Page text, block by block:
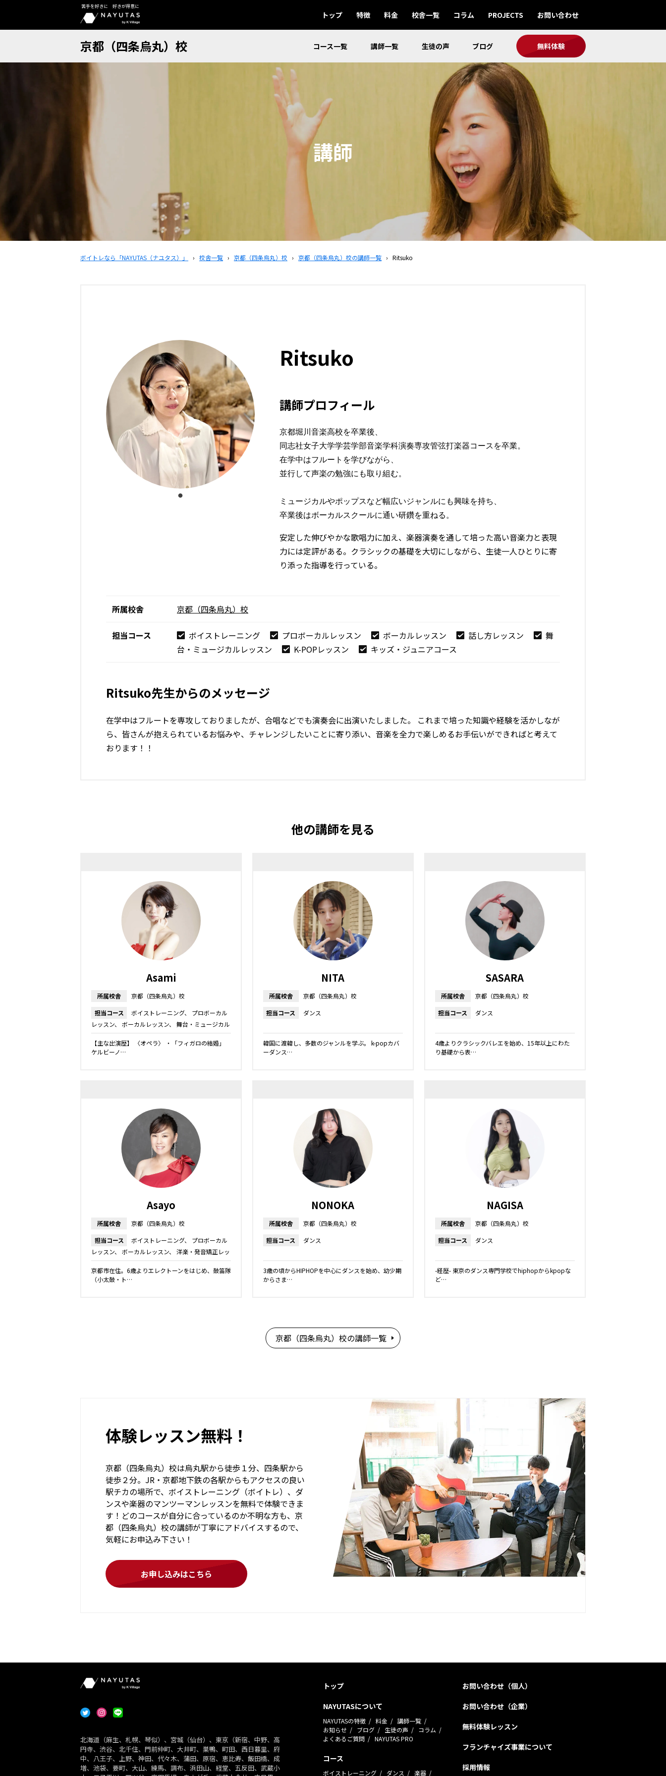
苦手を好きに 好きが得意に
トップ 特徴 料金 校舎一覧 コラム PROJECTS お問い合わせ
京都（四条烏丸）校 コース一覧 講師一覧 生徒の声 ブログ 無料体験
講師
ボイトレなら「NAYUTAS（ナユタス）」 › 校舎一覧 › 京都（四条烏丸）校 › 京都（四条烏丸）校の講師一覧 › Ritsuko
Ritsuko
講師プロフィール
京都堀川音楽高校を卒業後、
同志社女子大学学芸学部音楽学科演奏専攻管弦打楽器コースを卒業。
在学中はフルートを学びながら、
並行して声楽の勉強にも取り組む。
ミュージカルやポップスなど幅広いジャンルにも興味を持ち、
卒業後はボーカルスクールに通い研鑽を重ねる。
安定した伸びやかな歌唱力に加え、楽器演奏を通して培った高い音楽力と表現
力には定評がある。クラシックの基礎を大切にしながら、生徒一人ひとりに寄
り添った指導を行っている。
所属校舎 京都（四条烏丸）校
担当コース ボイストレーニング プロボーカルレッスン ボーカルレッスン 話し方レッスン
舞
台・ミュージカルレッスン
K-POPレッスン キッズ・ジュニアコース
Ritsuko先生からのメッセージ
在学中はフルートを専攻しておりましたが、合唱などでも演奏会に出演いたしました。 これまで培った知識や経験を活かしなが
ら、皆さんが抱えられているお悩みや、チャレンジしたいことに寄り添い、音楽を全力で楽しめるお手伝いができればと考えて
おります！！
他の講師を見る
Asami
所属校舎
京都（四条烏丸）校
担当コース
ボイストレーニング
プロボーカル
レッスン
ボーカルレッスン
舞台・ミュージカル
【主な出演歴】 〈オペラ〉 ・「フィガロの結婚」
ケルビーノ…
NITA
所属校舎
京都（四条烏丸）校
担当コース
ダンス
韓国に渡韓し、多数のジャンルを学ぶ。 k-popカバ
ーダンス…
SASARA
所属校舎
京都（四条烏丸）校
担当コース
ダンス
4歳よりクラシックバレエを始め、15年以上にわた
り基礎から表…
Asayo
所属校舎
京都（四条烏丸）校
担当コース
ボイストレーニング
プロボーカル
レッスン
ボーカルレッスン
洋楽・発音矯正レッ
ン
声優レッスン キッズ・ジュニアコース
京都市在住。6歳よりエレクトーンをはじめ、鼓笛隊
（小太鼓・ト…
NONOKA
所属校舎
京都（四条烏丸）校
担当コース
ダンス
3歳の頃からHIPHOPを中心にダンスを始め、幼少期
からさま…
NAGISA
所属校舎
京都（四条烏丸）校
担当コース
ダンス
-経歴- 東京のダンス専門学校でhiphopからkpopな
ど…
京都（四条烏丸）校の講師一覧
体験レッスン無料！
京都（四条烏丸）校は烏丸駅から徒歩１分、四条駅から
徒歩２分。JR・京都地下鉄の各駅からもアクセスの良い
駅チカの場所で、ボイストレーニング（ボイトレ）、ダ
ンスや楽器のマンツーマンレッスンを無料で体験できま
す！どのコースが自分に合っているのか不明な方も、京
都（四条烏丸）校の講師が丁寧にアドバイスするので、
気軽にお申込み下さい！
お申し込みはこちら
北海道（麻生、札幌、琴似）、宮城（仙台）、東京（新宿、中野、高
円寺、渋谷、北千住、門前仲町、大井町、巣鴨、町田、西日暮里、府
中、八王子、上野、神田、代々木、蒲田、原宿、恵比寿、飯田橋、成
増、池袋、要町、大山、練馬、調布、浜田山、経堂、五反田、武蔵小
トップ
NAYUTASについて
NAYUTASの特徴 料金
講師一覧
お知らせ
ブログ 生徒の声
コラム
よくあるご質問
NAYUTAS PRO
コース
ボイストレーニング ダンス 楽器
お問い合わせ（個人）
お問い合わせ（企業）
無料体験レッスン
フランチャイズ事業について
採用情報